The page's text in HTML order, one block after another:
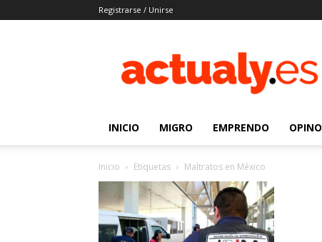
Registrarse / Unirse
|
Noticias
venezolanos
INICIO MIGRO EMPRENDO OPINO
Inicio Etiquetas Maltratos en México